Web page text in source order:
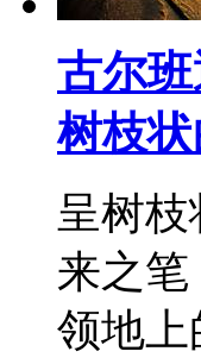
古尔
树枝
呈树枝
来之
领地上